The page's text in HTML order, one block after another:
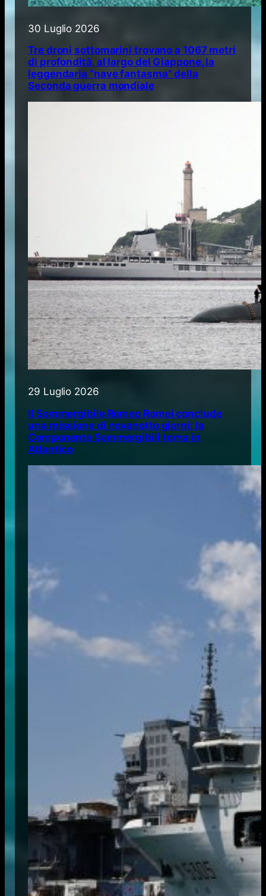
30 Luglio 2026
Tre droni sottomarini trovano a 1067 metri
di profondità, al largo del Giappone, la
leggendaria “nave fantasma” della
Seconda guerra mondiale
29 Luglio 2026
Il Sommergibile Romeo Romei conclude
una missione di novanotto giorni: la
Componente Sommergibili torna in
Atlantico